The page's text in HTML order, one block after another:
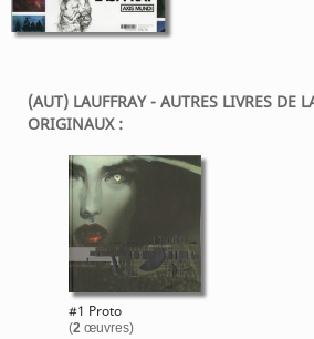
(AUT) LAUFFRAY - AUTRES LIVRES DE
ORIGINAUX :
#1 Proto
(2 œuvres)